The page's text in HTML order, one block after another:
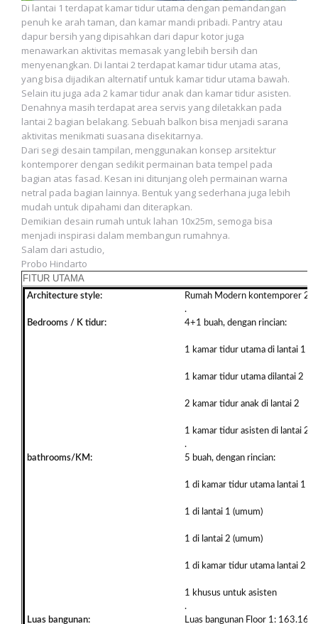
Di lantai 1 terdapat kamar tidur utama dengan pemandangan
penuh ke arah taman, dan kamar mandi pribadi. Pantry atau
dapur bersih yang dipisahkan dari dapur kotor juga
menawarkan aktivitas memasak yang lebih bersih dan
menyenangkan. Di lantai 2 terdapat kamar tidur utama atas,
yang bisa dijadikan alternatif untuk kamar tidur utama bawah.
Selain itu juga ada 2 kamar tidur anak dan kamar tidur asisten.
Denahnya masih terdapat area servis yang diletakkan pada
lantai 2 bagian belakang. Sebuah balkon bisa menjadi sarana
aktivitas menikmati suasana disekitarnya.
Dari segi desain tampilan, menggunakan konsep arsitektur
kontemporer dengan sedikit permainan bata tempel pada
bagian atas fasad. Kesan ini ditunjang oleh permainan warna
netral pada bagian lainnya. Bentuk yang sederhana juga lebih
mudah untuk dipahami dan diterapkan.
Demikian desain rumah untuk lahan 10x25m, semoga bisa
menjadi inspirasi dalam membangun rumahnya.
Salam dari astudio,
Probo Hindarto
FITUR UTAMA
Architecture style:
Rumah Modern kontemporer 2
.
Bedrooms / K tidur:
4+1 buah, dengan rincian:
1 kamar tidur utama di lantai 1
1 kamar tidur utama dilantai 2
2 kamar tidur anak di lantai 2
1 kamar tidur asisten di lantai 2
.
bathrooms/KM:
5 buah, dengan rincian:
1 di kamar tidur utama lantai 1
1 di lantai 1 (umum)
1 di lantai 2 (umum)
1 di kamar tidur utama lantai 2
1 khusus untuk asisten
.
Luas bangunan:
Luas bangunan Floor 1: 163.16